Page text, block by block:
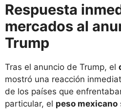
Respuesta
mercados al
Trump
Tras el anuncio de Trump, el
mostró una reacción
de los países que
particular, el peso mexicano